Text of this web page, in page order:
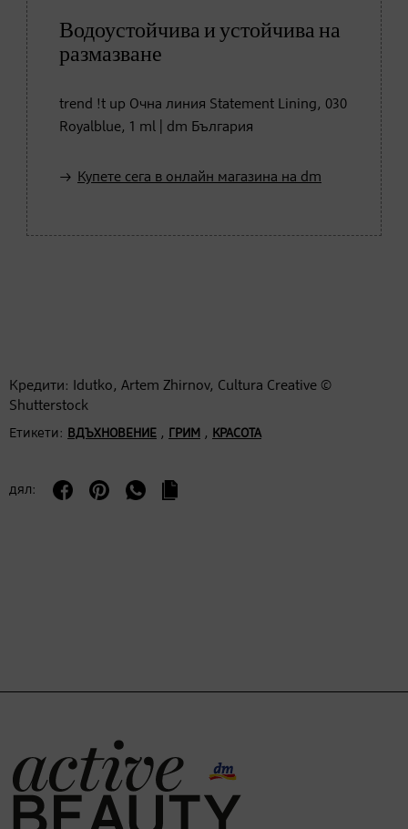
Водоустойчива и устойчива на
размазване
trend !t up Очна линия Statement Lining, 030
Royalblue, 1 ml | dm България
Купете сега в онлайн магазина на dm
Кредити: Idutko, Artem Zhirnov, Cultura Creative ©
Shutterstock
Етикети: ВДЪХНОВЕНИЕ , ГРИМ , КРАСОТА
дял: